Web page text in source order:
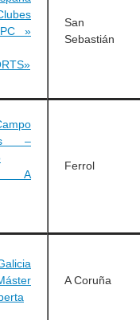
»
San
Sebastián
–
A
Ferrol
A Coruña